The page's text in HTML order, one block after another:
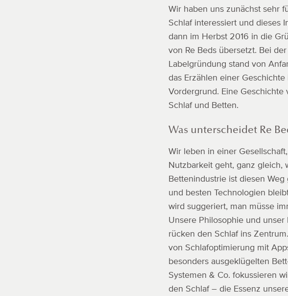
Wir haben uns zunächst sehr
Schlaf interessiert und dieses
dann im Herbst 2016 in die
von Re Beds übersetzt. Bei der
Labelgründung stand von
das Erzählen einer Geschichte
Vordergrund. Eine Geschichte
Schlaf und Betten.
Was unterscheidet Re
Wir leben in einer
Nutzbarkeit geht, ganz gleich,
Bettenindustrie ist diesen
und besten Technologien
wird suggeriert, man müsse
Unsere Philosophie und unser
rücken den Schlaf ins
von Schlafoptimierung mit
besonders ausgeklügelten
Systemen & Co. fokussieren
den Schlaf – die Essenz